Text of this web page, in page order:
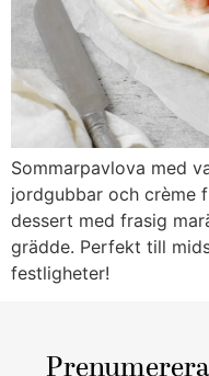
Sommarpavlova med
jordgubbar och crème
dessert med frasig
grädde. Perfekt till
festligheter!